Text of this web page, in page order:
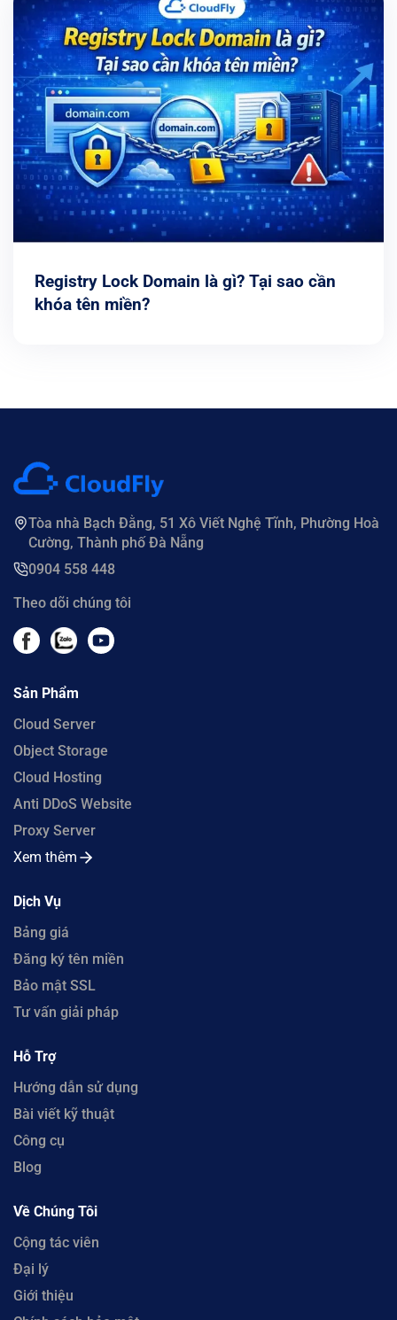
Registry Lock Domain là gì? Tại sao cần
khóa tên miền?
Tòa nhà Bạch Đằng, 51 Xô Viết Nghệ Tĩnh, Phường Hoà
Cường, Thành phố Đà Nẵng
0904 558 448
Theo dõi chúng tôi
Sản Phẩm
Cloud Server
Object Storage
Cloud Hosting
Anti DDoS Website
Proxy Server
Xem thêm
Dịch Vụ
Bảng giá
Đăng ký tên miền
Bảo mật SSL
Tư vấn giải pháp
Hỗ Trợ
Hướng dẫn sử dụng
Bài viết kỹ thuật
Công cụ
Blog
Về Chúng Tôi
Cộng tác viên
Đại lý
Giới thiệu